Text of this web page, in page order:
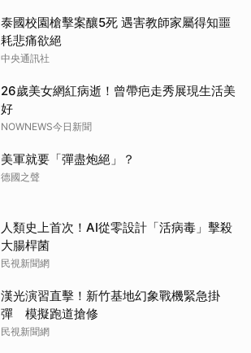
泰國校園槍擊案釀5死 遇害教師家屬得知噩
耗悲痛欲絕
中央通訊社
26歲美女網紅病逝！曾帶疤走秀展現生活美
好
NOWNEWS今日新聞
美軍就要「彈盡炮絕」？
德國之聲
人類史上首次！AI從零設計「活病毒」擊殺
大腸桿菌
民視新聞網
漢光演習直擊！新竹基地幻象戰機緊急掛
彈 模擬跑道搶修
民視新聞網